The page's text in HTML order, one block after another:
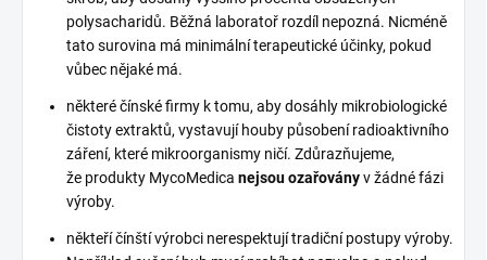
polysacharidů. Běžná laboratoř rozdíl nepozná. Nicméně
tato surovina má minimální terapeutické účinky, pokud
vůbec nějaké má.
některé čínské firmy k tomu, aby dosáhly mikrobiologické
čistoty extraktů, vystavují houby působení radioaktivního
záření, které mikroorganismy ničí. Zdůrazňujeme,
že produkty MycoMedica nejsou ozařoványv žádné fázi
výroby.
někteří čínští výrobci nerespektují tradiční postupy výroby.